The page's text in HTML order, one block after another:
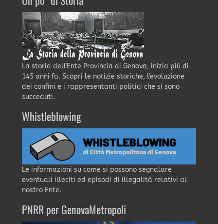
La storia dell'Ente Provincia di Genova, inizia più di
145 anni fa. Scopri le notizie storiche, l'evoluzione
dei confini e i rappresentanti politici che si sono
succeduti.
Whistleblowing
Le informazioni su come si possono segnalare
eventuali illeciti ed episodi di illegalità relativi al
nostro Ente.
PNRR per GenovaMetropoli